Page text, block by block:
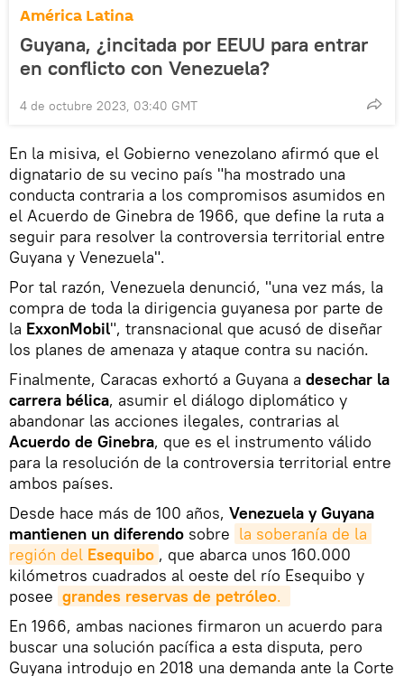
América Latina
Guyana, ¿incitada por EEUU para entrar
en conflicto con Venezuela?
4 de octubre 2023, 03:40 GMT
En la misiva, el Gobierno venezolano afirmó que el
dignatario de su vecino país "ha mostrado una
conducta contraria a los compromisos asumidos en
el Acuerdo de Ginebra de 1966, que define la ruta a
seguir para resolver la controversia territorial entre
Guyana y Venezuela".
Por tal razón, Venezuela denunció, "una vez más, la
compra de toda la dirigencia guyanesa por parte de
la ExxonMobil", transnacional que acusó de diseñar
los planes de amenaza y ataque contra su nación.
Finalmente, Caracas exhortó a Guyana a desechar la
carrera bélica, asumir el diálogo diplomático y
abandonar las acciones ilegales, contrarias al
Acuerdo de Ginebra, que es el instrumento válido
para la resolución de la controversia territorial entre
ambos países.
Desde hace más de 100 años, Venezuela y Guyana
mantienen un diferendo sobre la soberanía de la
región del Esequibo , que abarca unos 160.000
kilómetros cuadrados al oeste del río Esequibo y
posee grandes reservas de petróleo.
En 1966, ambas naciones firmaron un acuerdo para
buscar una solución pacífica a esta disputa, pero
Guyana introdujo en 2018 una demanda ante la Corte